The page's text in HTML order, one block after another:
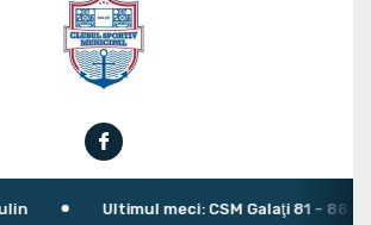
Ultimul meci: CSM Galaţi 81 - 88 CSM